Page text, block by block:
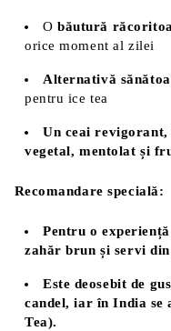
Obăutură
orice moment al zilei
Alternativă
pentru ice tea
Un ceai
vegetal, mentolat și
Recomandare specială:
Pentru o
zahăr brun și servi
Este deosebit de
candel, iar în India se
Tea).